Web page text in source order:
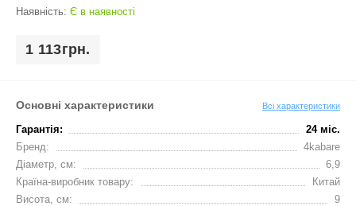
Наявність: Є в наявності
1 113грн.
Основні характеристики Всі характеристики
Гарантія:
24 міс.
Бренд:
4kabare
Діаметр, см:
6,9
Країна-виробник товару:
Китай
Висота, см:
9